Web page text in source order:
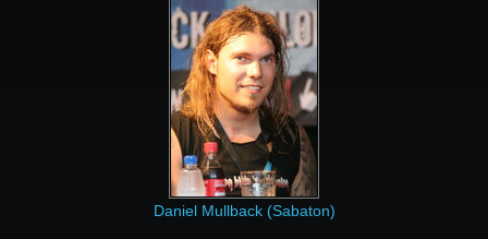
Daniel Mullback (Sabaton)